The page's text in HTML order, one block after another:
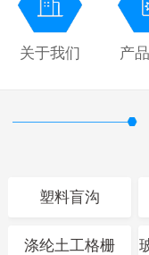
关于我们 产
塑料盲沟
涤纶土工格栅